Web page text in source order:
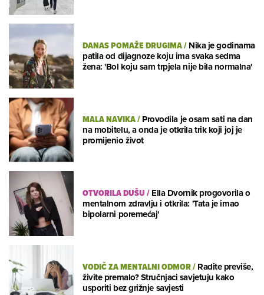
DANAS POMAŽE DRUGIMA/Nika je godinama
patila od dijagnoze koju ima svaka sedma
žena: 'Bol koju sam trpjela nije bila normalna'
MALA NAVIKA/Provodila je osam sati na dan
na mobitelu, a onda je otkrila trik koji joj je
promijenio život
OTVORILA DUŠU/Ella Dvornik progovorila o
mentalnom zdravlju i otkrila: 'Tata je imao
bipolarni poremećaj'
VODIČ ZA MENTALNI ODMOR/Radite previše,
živite premalo? Stručnjaci savjetuju kako
usporiti bez grižnje savjesti